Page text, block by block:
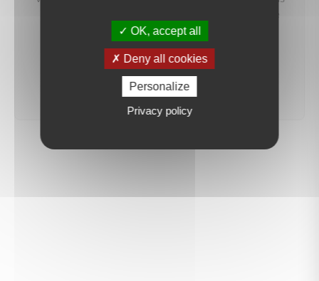
préviendrons dès qu'un bien correspondant à votre
recherche sera mis en ligne.
créer une alerte
OK, accept all
Deny all cookies
Personalize
Privacy policy